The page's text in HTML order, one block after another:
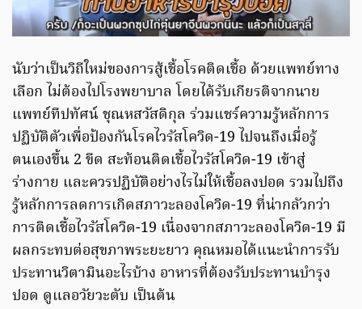
นับว่าเป็นวิถีใหม่ของการสู้เชื้อโรคติดเชื้อ ด้วยแพทย์ทาง
เลือก ไม่ต้องไปโรงพยาบาล โดยได้รับเกียรติจากนาย
แพทย์ทีปทัศน์ ชุณหสวัสดิกุล ร่วมแชร์ความรู้หลักการ
ปฏิบัติตัวเพื่อป้องกันโรคไวรัสโควิด-19 ไปจนถึงเมื่อรู้
ตนเองขึ้น 2 ขีด สะท้อนติดเชื้อไวรัสโควิด-19 เข้าสู่
ร่างกาย และควรปฏิบัติอย่างไรไม่ให้เชื้อลงปอด รวมไปถึง
รู้หลักการลดการเกิดสภาวะลองโควิด-19 ที่น่ากลัวกว่า
การติดเชื้อไวรัสโควิด-19 เนื่องจากสภาวะลองโควิด-19 มี
ผลกระทบต่อสุขภาพระยะยาว คุณหมอได้แนะนำการรับ
ประทานวิตามินอะไรบ้าง อาหารที่ต้องรับประทานบำรุง
ปอด ดูแลอวัยวะตับ เป็นต้น